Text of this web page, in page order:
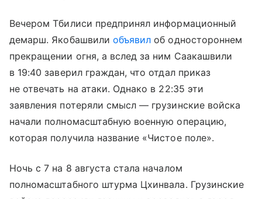
Вечером Тбилиси предпринял информационный
демарш. Якобашвили объявил об одностороннем
прекращении огня, а вслед за ним Саакашвили
в 19:40 заверил граждан, что отдал приказ
не отвечать на атаки. Однако в 22:35 эти
заявления потеряли смысл — грузинские войска
начали полномасштабную военную операцию,
которая получила название «Чистое поле».
Ночь с 7 на 8 августа стала началом
полномасштабного штурма Цхинвала. Грузинские